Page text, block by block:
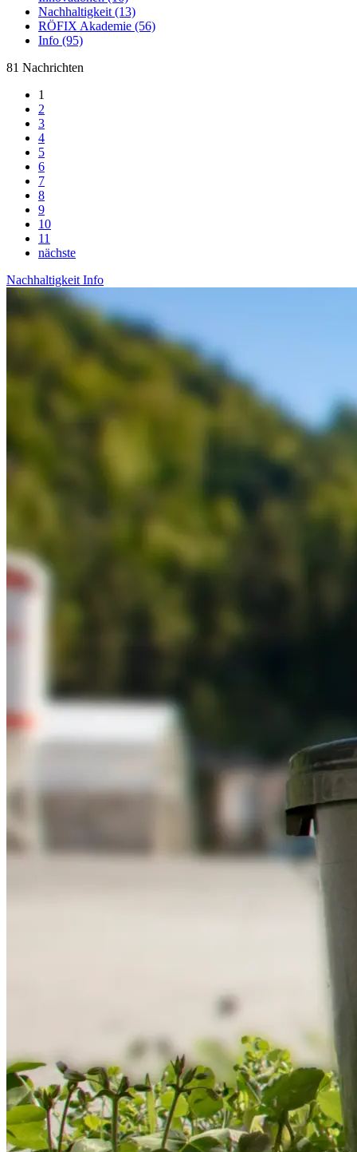
Nachhaltigkeit (13)
RÖFIX Akademie (56)
Info (95)
81 Nachrichten
1
2
3
4
5
6
7
8
9
10
11
nächste
NachhaltigkeitInfo